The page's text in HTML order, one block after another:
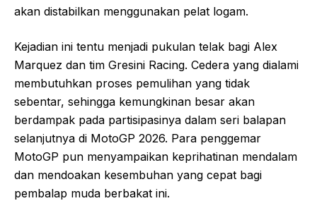
akan distabilkan menggunakan pelat logam.
Kejadian ini tentu menjadi pukulan telak bagi Alex
Marquez dan tim Gresini Racing. Cedera yang dialami
membutuhkan proses pemulihan yang tidak
sebentar, sehingga kemungkinan besar akan
berdampak pada partisipasinya dalam seri balapan
selanjutnya di MotoGP 2026. Para penggemar
MotoGP pun menyampaikan keprihatinan mendalam
dan mendoakan kesembuhan yang cepat bagi
pembalap muda berbakat ini.